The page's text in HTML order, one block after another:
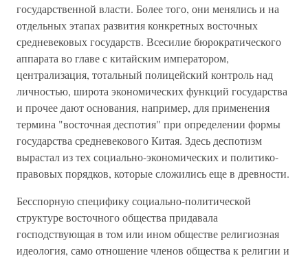
государственной власти. Более того, они менялись и на
отдельных этапах развития конкретных восточных
средневековых государств. Всесилие бюрократического
аппарата во главе с китайским императором,
централизация, тотальный полицейский контроль над
личностью, широта экономических функций государства
и прочее дают основания, например, для применения
термина "восточная деспотия" при определении формы
государства средневекового Китая. Здесь деспотизм
вырастал из тех социально-экономических и политико-
правовых порядков, которые сложились еще в древности.
Бесспорную специфику социально-политической
структуре восточного общества придавала
господствующая в том или ином обществе религиозная
идеология, само отношение членов общества к религии и